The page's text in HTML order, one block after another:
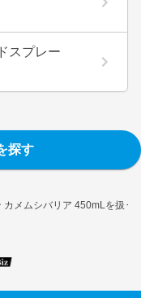
カメムシバリア 450mLを扱う
スプレー
探す